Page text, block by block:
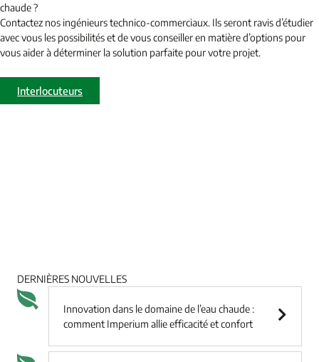
chaude ?
Contactez nos ingénieurs technico-commerciaux. Ils seront ravis d’étudier
avec vous les possibilités et de vous conseiller en matière d’options pour
vous aider à déterminer la solution parfaite pour votre projet.
Interlocuteurs
DERNIÈRES NOUVELLES
Innovation dans le domaine de l’eau chaude :
comment Imperium allie efficacité et confort